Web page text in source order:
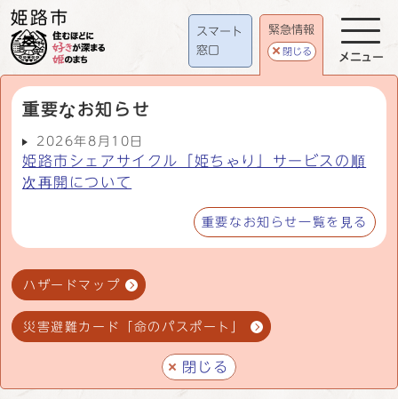
スマート
窓口
緊急情報
閉じる
重要なお知らせ
2026年8月10日
姫路市シェアサイクル「姫ちゃり」サービスの順
次再開について
重要なお知らせ一覧を見る
ハザードマップ
災害避難カード「命のパスポート」
閉じる
メニュー